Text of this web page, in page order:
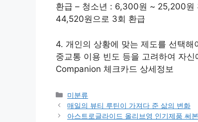
환급 – 청소년 : 6,300원 ~ 25,200원
44,520원으로 3회 환급
4. 개인의 상황에 맞는 제도를 선택
중교통 이용 빈도 등을 고려하여 자
Companion 체크카드 상세정보
Categories
미분류
매일의 뷰티 루틴이 가져다 준 삶의 변화
아스트로글라이드 올리브영 인기제품 써